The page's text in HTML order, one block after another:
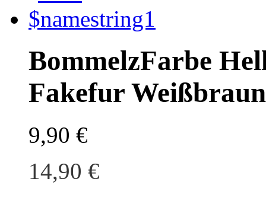
BommelzFarbe
Fakefur Weißbraun
9,90 €
14,90 €